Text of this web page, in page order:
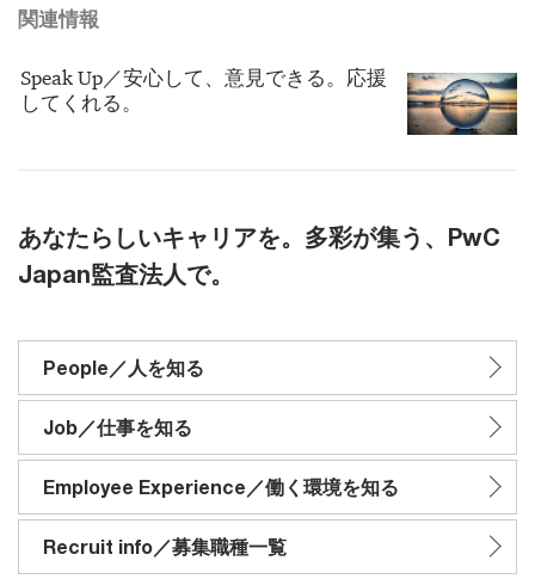
関連情報
Speak Up／安心して、意見できる。応援
してくれる。
あなたらしいキャリアを。多彩が集う、PwC
Japan監査法人で。
People／人を知る
Job／仕事を知る
Employee Experience／働く環境を知る
Recruit info／募集職種一覧